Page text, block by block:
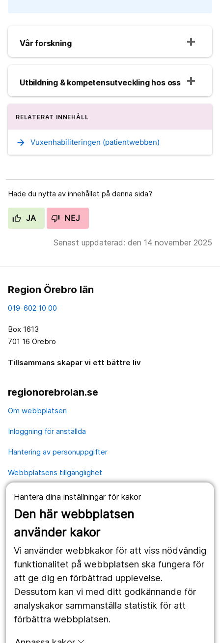
Hantera dina inställningar för kakor
Den här webbplatsen
använder kakor
Vi använder webbkakor för att viss nödvändig
funktionalitet på webbplatsen ska fungera för
att ge dig en förbättrad upplevelse.
Dessutom kan vi med ditt godkännande för
analyskakor sammanställa statistik för att
förbättra webbplatsen.
Vår forskning
Utbildning & kompetensutveckling hos oss
RELATERAT INNEHÅLL
arrow_forward Vuxenhabiliteringen (patientwebben)
Hade du nytta av innehållet på denna sida?
JA NEJ
Senast uppdaterad: den 14 november 2025
Region Örebro län
019-602 10 00
Box 1613
701 16 Örebro
Tillsammans skapar vi ett bättre liv
regionorebrolan.se
Om webbplatsen
Inloggning för anställda
Hantering av personuppgifter
Webbplatsens tillgänglighet
Våra webbplatser
1177.se
Region Örebro län
Följ oss
Facebook